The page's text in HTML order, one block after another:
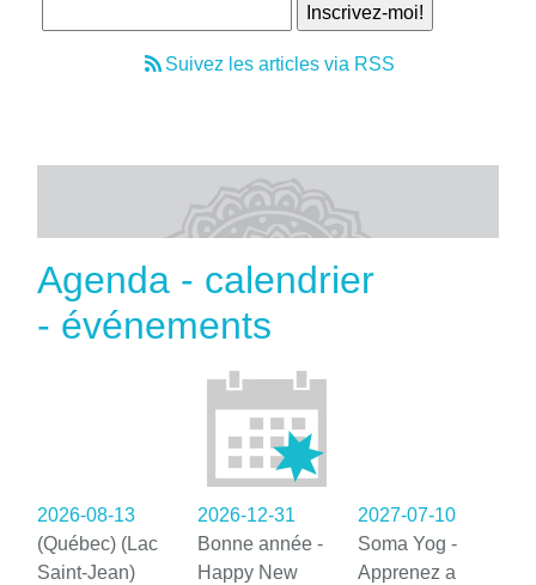
Suivez les articles via RSS
Agenda - calendrier
- événements
2026-08-13
(Québec) (Lac
Saint-Jean)
2026-12-31
Bonne année -
Happy New
2027-07-10
Soma Yog -
Apprenez a